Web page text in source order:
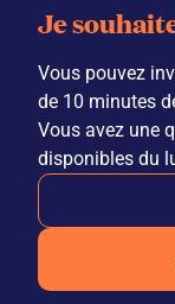
Je
Vous pouvez
de 10 minutes
Vous avez une
disponibles du